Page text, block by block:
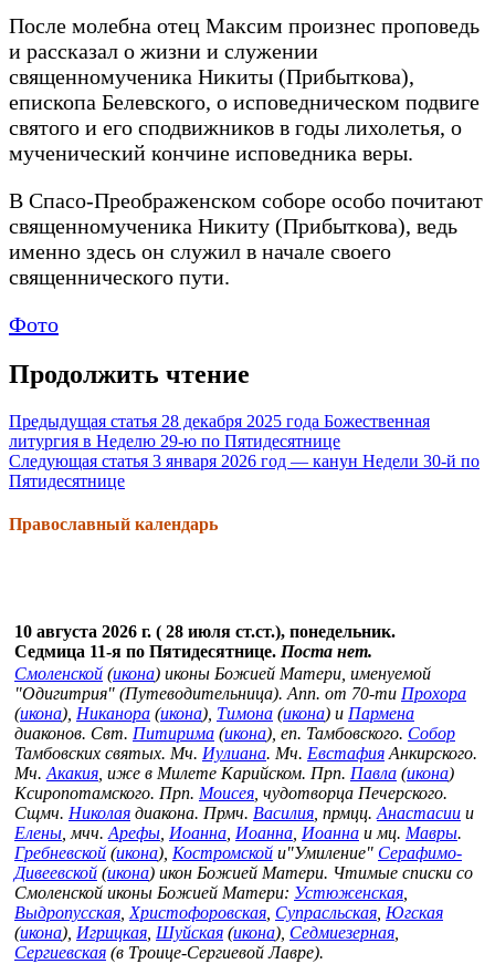
После молебна отец Максим произнес проповедь
и рассказал о жизни и служении
священномученика Никиты (Прибыткова),
епископа Белевского, о исповедническом подвиге
святого и его сподвижников в годы лихолетья, о
мученический кончине исповедника веры.
В Спасо-Преображенском соборе особо почитают
священномученика Никиту (Прибыткова), ведь
именно здесь он служил в начале своего
священнического пути.
Фото
Продолжить чтение
Предыдущая статья 28 декабря 2025 года Божественная
литургия в Неделю 29-ю по Пятидесятнице
Следующая статья 3 января 2026 год — канун Недели 30-й по
Пятидесятнице
Православный календарь
10 августа 2026 г. ( 28 июля ст.ст.), понедельник.
Седмица 11-я по Пятидесятнице. Поста нет.
Смоленской (икона) иконы Божией Матери, именуемой
"Одигитрия" (Путеводительница). Апп. от 70-ти Прохора
(икона), Никанора (икона), Тимона (икона) и Пармена
диаконов. Свт. Питирима (икона), еп. Тамбовского. Собор
Тамбовских святых. Мч. Иулиана. Мч. Евстафия Анкирского.
Мч. Акакия , иже в Милете Карийском. Прп. Павла (икона)
Ксиропотамского. Прп. Моисея , чудотворца Печерского.
Сщмч. Николая диакона. Прмч. Василия , прмцц. Анастасии и
Елены , мчч. Арефы Иоанна Иоанна Иоанна и мц. Мавры.
Гребневской (икона), Костромской и"Умиление" Серафимо-
Дивеевской (икона) икон Божией Матери. Чтимые списки со
Смоленской иконы Божией Матери: Устюженская
Выдропусская Христофоровская Супрасльская Югская
(икона), Игрицкая Шуйская (икона), Седмиезерная
Сергиевская (в Троице-Сергиевой Лавре).